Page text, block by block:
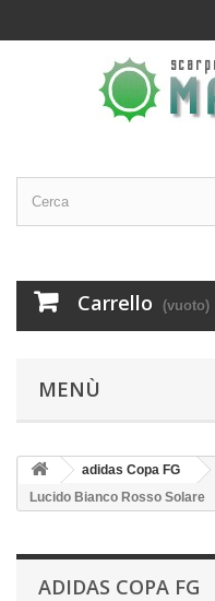
Carrello (vuoto)
MENÙ
adidas Copa FG
Lucido Bianco Rosso Solare
ADIDAS COPA FG